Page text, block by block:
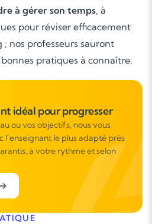
à gérer son temps, à
pour réviser efficacement
nos professeurs sauront
bonnes pratiques à connaître.
idéal pour progresser
ou vos objectifs, nous vous
l’enseignant le plus adapté près
à votre rythme et selon